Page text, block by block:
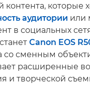
контента, которые
аудитории или
в социальных
Canon EOS
со сменным
расширенные
и творческой